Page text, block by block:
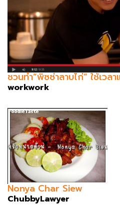
ชวนทำ”พิซซ่าลาบไก่” ใช้เวล
workwork
Nonya Char Siew
ChubbyLawyer